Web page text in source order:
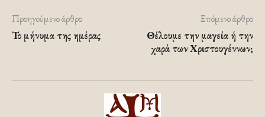
Προηγούμενο άρθρο
Το μήνυμα της ημέρας
Επόμενο άρθρο
Θέλουμε την μαγεία ή την
χαρά των Χριστουγέννων;